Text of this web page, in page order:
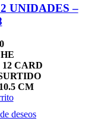
UNIDADES –
CARD
CM
deseos